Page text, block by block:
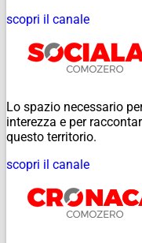
scopri il canale
Lo spazio necessario
interezza e per
questo territorio.
scopri il canale